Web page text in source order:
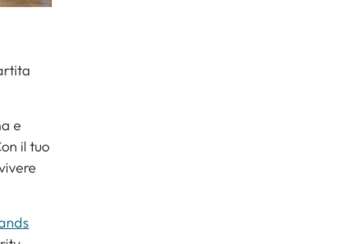
e
il tuo